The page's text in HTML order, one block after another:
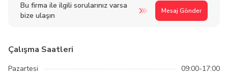
Bu firma ile ilgili sorularınız varsa
bize ulaşın
Mesaj Gönder
Çalışma Saatleri
Pazartesi
09:00-17:00